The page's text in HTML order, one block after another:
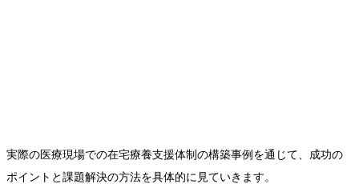
実際の医療現場での在宅療養支援体制の構築事例を通じて、成功の
ポイントと課題解決の方法を具体的に見ていきます。